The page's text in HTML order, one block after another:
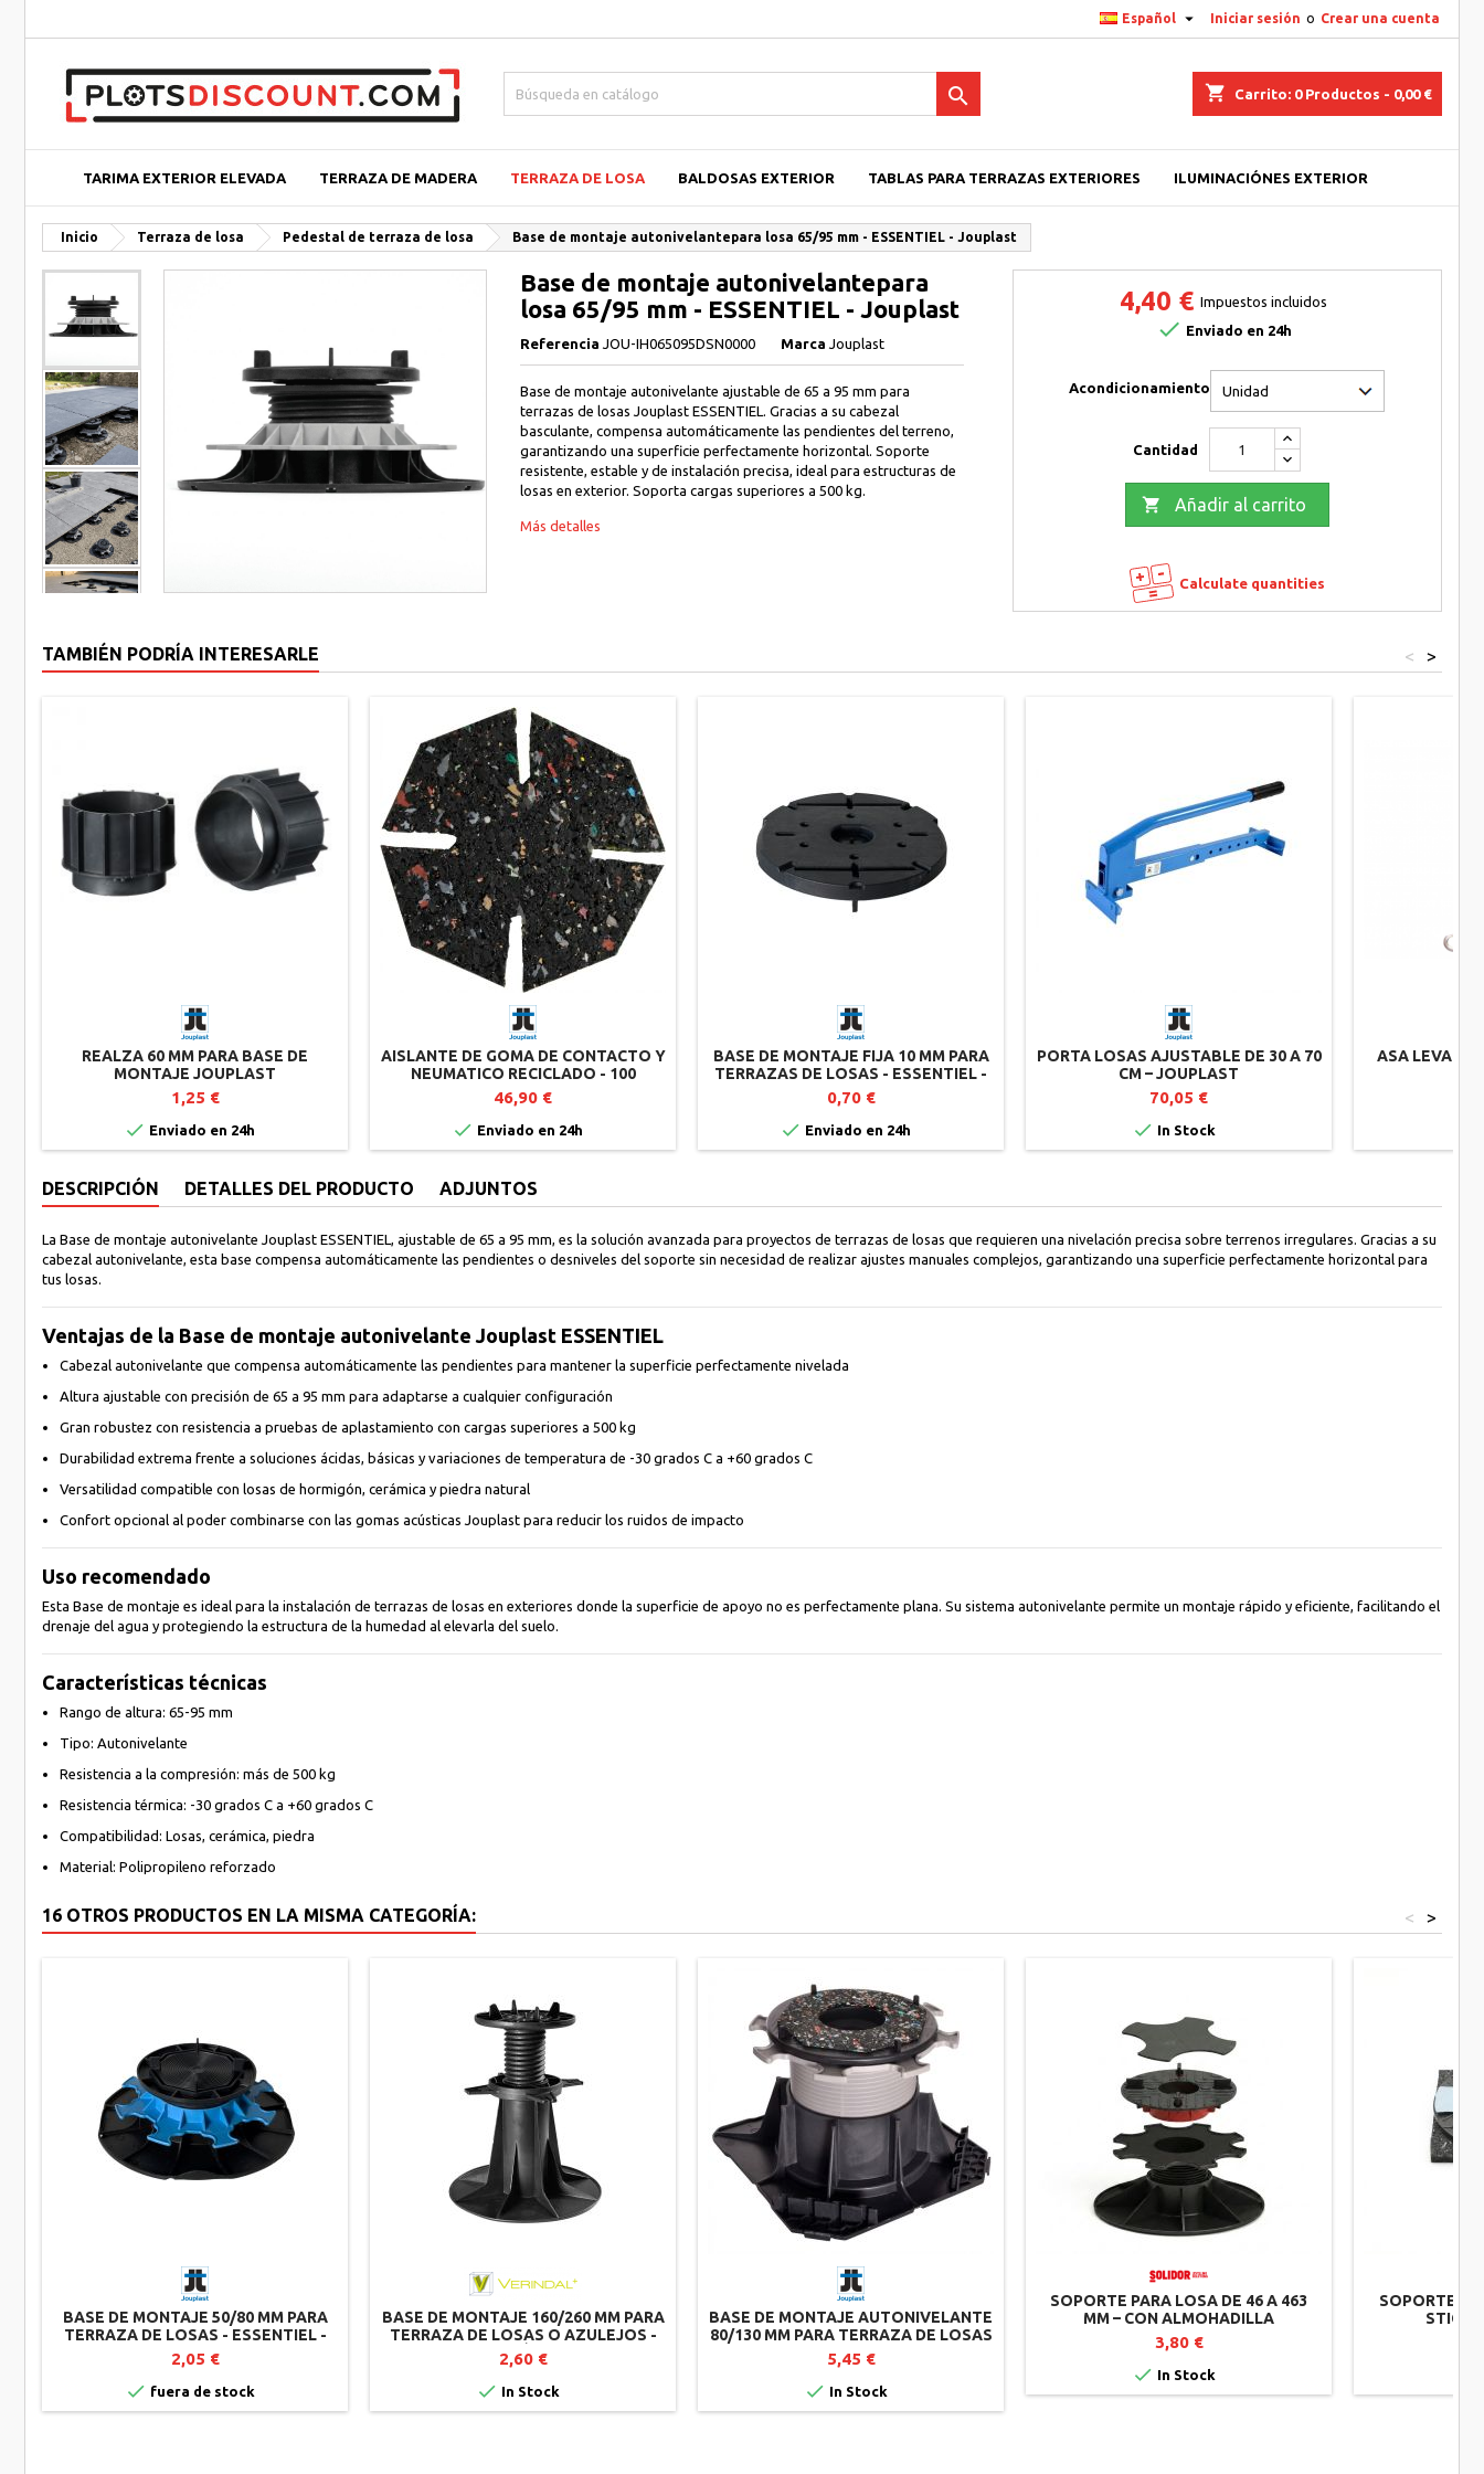
Iniciar sesión o Crear una cuenta
Español 
shopping_cart Carrito: 0Productos - 0,00 €

TARIMA EXTERIOR ELEVADA TERRAZA DE MADERA TERRAZA DE LOSA BALDOSAS EXTERIOR TABLAS PARA TERRAZAS EXTERIORES ILUMINACIÓNES EXTERIOR
Inicio Terraza de losa Pedestal de terraza de losa Base de montaje autonivelantepara losa 65/95 mm - ESSENTIEL - Jouplast
Base de montaje autonivelantepara
losa 65/95 mm - ESSENTIEL - Jouplast
Referencia JOU-IH065095DSN0000 Marca Jouplast
Base de montaje autonivelante ajustable de 65 a 95 mm para
terrazas de losas Jouplast ESSENTIEL. Gracias a su cabezal
basculante, compensa automáticamente las pendientes del terreno,
garantizando una superficie perfectamente horizontal. Soporte
resistente, estable y de instalación precisa, ideal para estructuras de
losas en exterior. Soporta cargas superiores a 500 kg.
Más detalles
4,40 € Impuestos incluidos
 Enviado en 24h
Acondicionamiento
Cantidad
 Añadir al carrito
Calculate quantities
TAMBIÉN PODRÍA INTERESARLE >
<
REALZA 60 MM PARA BASE DE
MONTAJE JOUPLAST
1,25 €
 Enviado en 24h
AISLANTE DE GOMA DE CONTACTO Y
NEUMATICO RECICLADO - 100
UNIDADES
46,90 €
 Enviado en 24h
BASE DE MONTAJE FIJA 10 MM PARA
TERRAZAS DE LOSAS - ESSENTIEL -
JOUPLAST
0,70 €
 Enviado en 24h
PORTA LOSAS AJUSTABLE DE 30 A 70
CM – JOUPLAST
70,05 €
 In Stock
ASA
DESCRIPCIÓN DETALLES DEL PRODUCTO ADJUNTOS
La Base de montaje autonivelante Jouplast ESSENTIEL, ajustable de 65 a 95 mm, es la solución avanzada para proyectos de terrazas de losas que requieren una nivelación precisa sobre terrenos irregulares. Gracias a su
cabezal autonivelante, esta base compensa automáticamente las pendientes o desniveles del soporte sin necesidad de realizar ajustes manuales complejos, garantizando una superficie perfectamente horizontal para
tus losas.
Ventajas de la Base de montaje autonivelante Jouplast ESSENTIEL
Cabezal autonivelante que compensa automáticamente las pendientes para mantener la superficie perfectamente nivelada
Altura ajustable con precisión de 65 a 95 mm para adaptarse a cualquier configuración
Gran robustez con resistencia a pruebas de aplastamiento con cargas superiores a 500 kg
Durabilidad extrema frente a soluciones ácidas, básicas y variaciones de temperatura de -30 grados C a +60 grados C
Versatilidad compatible con losas de hormigón, cerámica y piedra natural
Confort opcional al poder combinarse con las gomas acústicas Jouplast para reducir los ruidos de impacto
Uso recomendado
Esta Base de montaje es ideal para la instalación de terrazas de losas en exteriores donde la superficie de apoyo no es perfectamente plana. Su sistema autonivelante permite un montaje rápido y eficiente, facilitando el
drenaje del agua y protegiendo la estructura de la humedad al elevarla del suelo.
Características técnicas
Rango de altura: 65-95 mm
Tipo: Autonivelante
Resistencia a la compresión: más de 500 kg
Resistencia térmica: -30 grados C a +60 grados C
Compatibilidad: Losas, cerámica, piedra
Material: Polipropileno reforzado
16 OTROS PRODUCTOS EN LA MISMA CATEGORÍA: >
<
BASE DE MONTAJE 50/80 MM PARA
TERRAZA DE LOSAS - ESSENTIEL -
JOUPLAST
2,05 €
 fuera de stock
BASE DE MONTAJE 160/260 MM PARA
TERRAZA DE LOSAS O AZULEJOS -
H150 - VÉRINDAL
2,60 €
 In Stock
BASE DE MONTAJE AUTONIVELANTE
80/130 MM PARA TERRAZA DE LOSAS
- CLEMAN - JOUPLAST
5,45 €
 In Stock
SOPORTE PARA LOSA DE 46 A 463
MM – CON ALMOHADILLA
AMORTIGUADORA – AJUSTE DESDE
ARRIBA – SOLIDOR
3,80 €
 In Stock
SOPORTE